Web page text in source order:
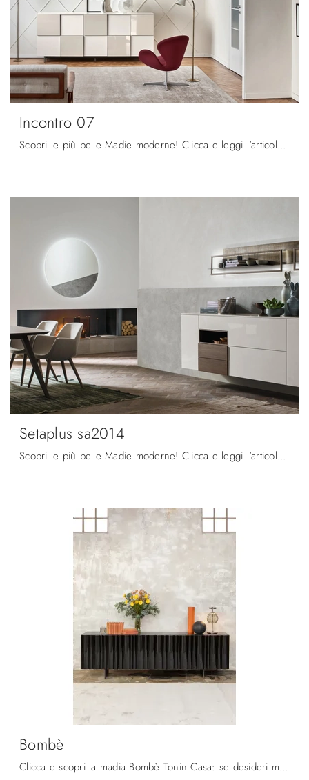
Incontro 07
Scopri le più belle Madie moderne! Clicca e leggi l'articolo: madia Incontro 07 in laccato lucido, soluzione bella e di grande qualità.
Setaplus sa2014
Scopri le più belle Madie moderne! Clicca e leggi l'articolo: mobile soggiorno Setaplus sa2014 in laccato lucido, soluzione bella e di grande qualità.
Bombè
Clicca e scopri la madia Bombè Tonin Casa: se desideri mobili in laccato lucido per stanze moderne, questa è il miglior acquisto per te!